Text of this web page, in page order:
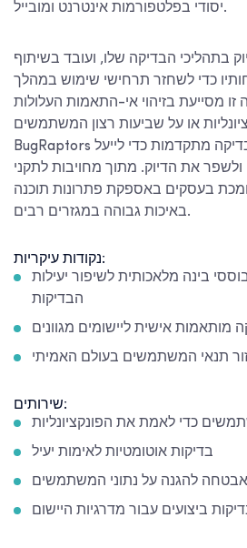
יסודי בפלטפורמות אינטרנט ומובייל.
בתהליכי הבדיקה שלו, ועובד בשיתוף
כדי לשחזר תרחישי שימוש במהלך
מסייעת בזיהוי אי-התאמות העלולות
או על שביעות רצון המשתמשים.
BugRaptors משלבת גם מסגרות בדיקה מתקדמות כדי לייעל
את הדיוק. מתוך מחויבות לתקני
בעסקים באספקת פתרונות תוכנה
באיכות גבוהה במגזרים רבים.
נקודות עיקריות:
בינה מלאכותית לשיפור יעילות
הבדיקות
מותאמות אישית ליישומים מגוונים
תנאי המשתמשים בעולם האמיתי
שירותים:
כדי לאמת את הפונקציונליות
בדיקות אוטומטיות לאימות יעיל
אבטחה להגנה על נתוני המשתמשים
ביצועים עבור מדרגיות היישום